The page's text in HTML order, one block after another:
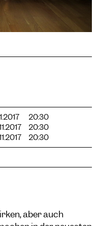
20:30
20:30
20:30
aber auch
Anbieter auf
essenziell, damit
helfen uns,
Ihre Einwilligung
unsere
Unten
Sie zulassen